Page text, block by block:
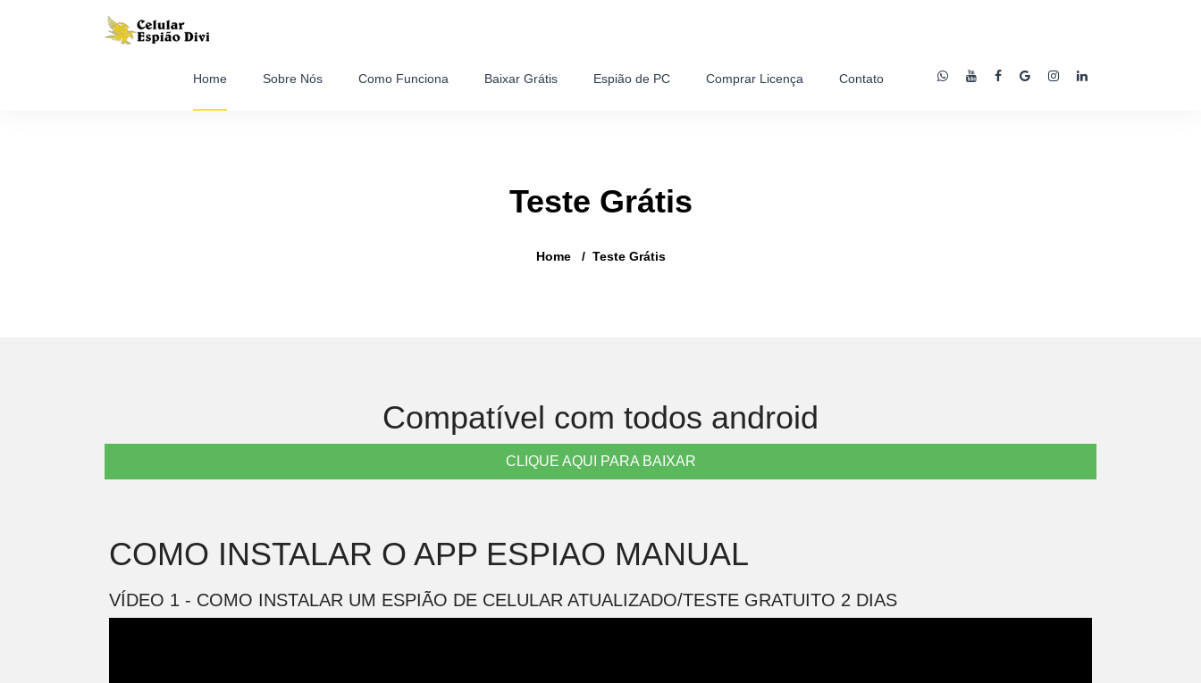
Home Sobre Nós Como Funciona Baixar Grátis Espião de PC Comprar Licença Contato
Teste Grátis
Home Teste Grátis
Compatível com todos android
CLIQUE AQUI PARA BAIXAR
COMO INSTALAR O APP ESPIAO MANUAL
VÍDEO 1 - COMO INSTALAR UM ESPIÃO DE CELULAR ATUALIZADO/TESTE GRATUITO 2 DIAS